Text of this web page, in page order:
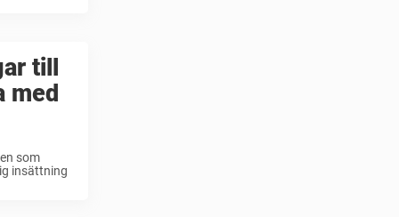
till
med
som
insättning